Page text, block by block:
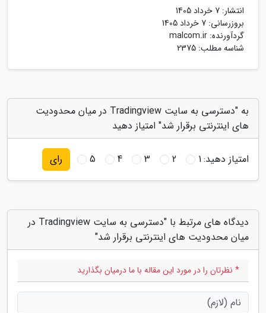
انتشار: 7 خرداد 1405
بروزرسانی: 7 خرداد 1405
گردآورنده: malcom.ir
شناسه مطلب: 2375
به "دسترسی به سایت Tradingview در میان محدودیت
های اینترنتی برقرار شد" امتیاز دهید
امتیاز دهید:1
2
3
4
5 رای
دیدگاه های مرتبط با "دسترسی به سایت Tradingview در
میان محدودیت های اینترنتی برقرار شد"
* نظرتان را در مورد این مقاله با ما درمیان بگذارید